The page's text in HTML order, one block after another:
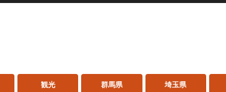
観光 群馬県 埼玉県